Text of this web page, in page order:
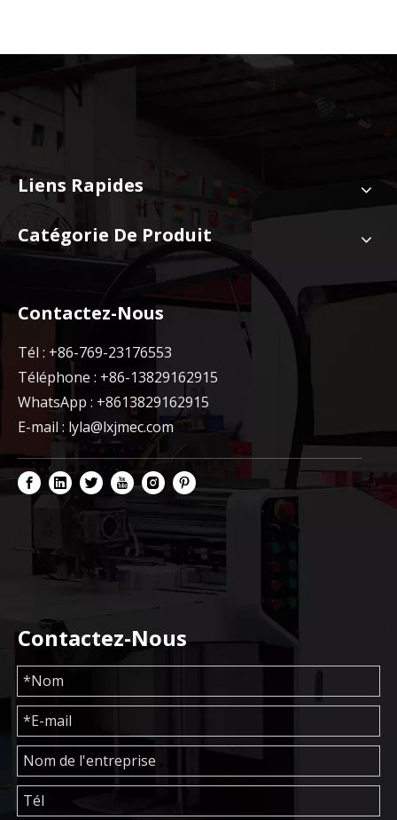
Liens Rapides
Catégorie De Produit
Contactez-Nous
Tél : +86-769-23176553
Téléphone : +86-13829162915
WhatsApp : +8613829162915
E-mail : lyla@lxjmec.com
Contactez-Nous